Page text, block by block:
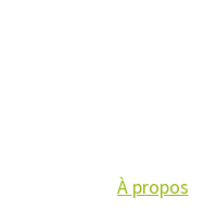
À propos